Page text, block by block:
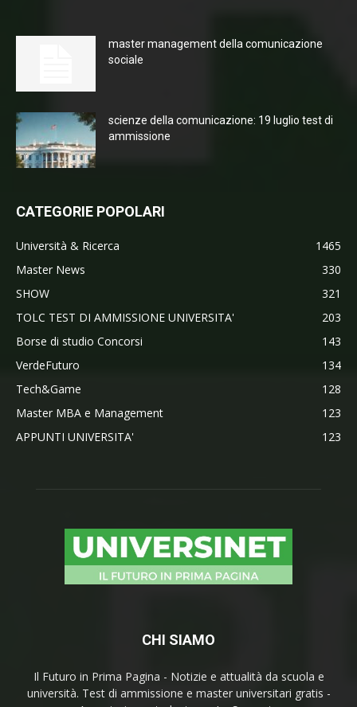
master management della comunicazione
sociale
scienze della comunicazione: 19 luglio test di
ammissione
CATEGORIE POPOLARI
Università & Ricerca
1465
Master News
330
SHOW
321
TOLC TEST DI AMMISSIONE UNIVERSITA'
203
Borse di studio Concorsi
143
VerdeFuturo
134
Tech&Game
128
Master MBA e Management
123
APPUNTI UNIVERSITA'
123
CHI SIAMO
Il Futuro in Prima Pagina - Notizie e attualità da scuola e
università. Test di ammissione e master universitari gratis -